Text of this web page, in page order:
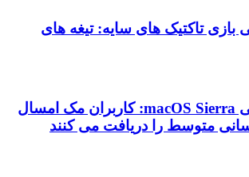
بازی تاکتیک های سایه: تیغه های
نقد و بررسی macOS Sierra: کاربران مک امسال
متوسط را دریافت می کنند